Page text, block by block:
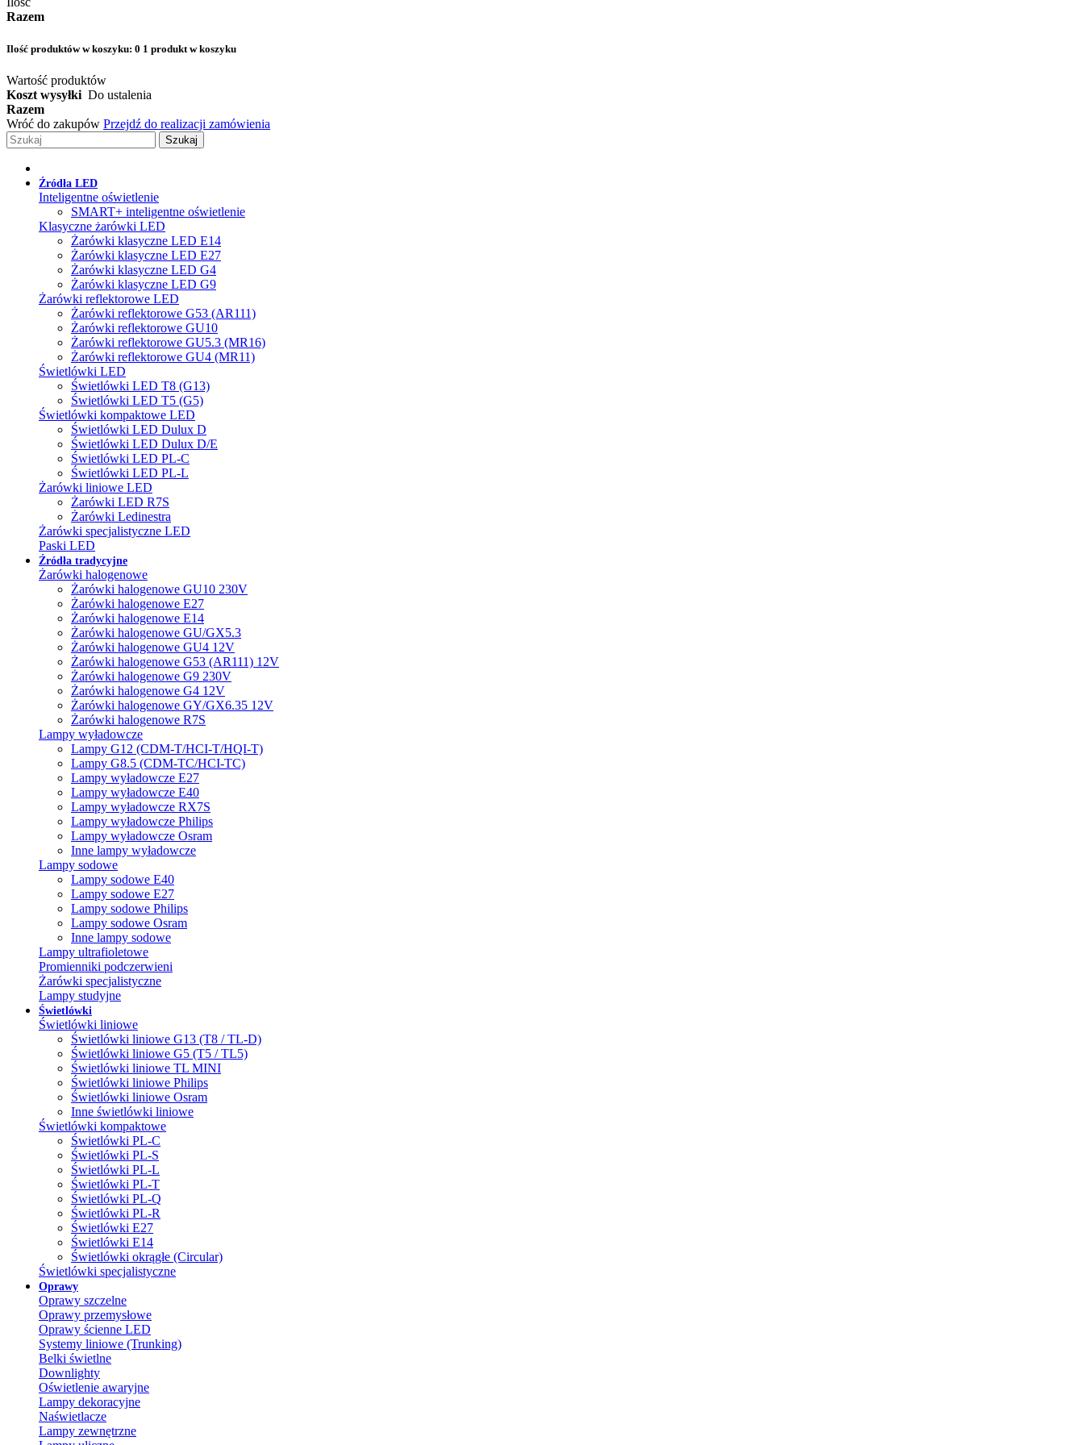
Razem
Ilość produktów w koszyku: 0 1 produkt w koszyku
Wartość produktów
Koszt wysyłki Do ustalenia
Razem
Wróć do zakupów Przejdź do realizacji zamówienia
Szukaj
Źródła LED
Inteligentne oświetlenie
SMART+ inteligentne oświetlenie
Klasyczne żarówki LED
Żarówki klasyczne LED E14
Żarówki klasyczne LED E27
Żarówki klasyczne LED G4
Żarówki klasyczne LED G9
Żarówki reflektorowe LED
Żarówki reflektorowe G53 (AR111)
Żarówki reflektorowe GU10
Żarówki reflektorowe GU5.3 (MR16)
Żarówki reflektorowe GU4 (MR11)
Świetlówki LED
Świetlówki LED T8 (G13)
Świetlówki LED T5 (G5)
Świetlówki kompaktowe LED
Świetlówki LED Dulux D
Świetlówki LED Dulux D/E
Świetlówki LED PL-C
Świetlówki LED PL-L
Żarówki liniowe LED
Żarówki LED R7S
Żarówki Ledinestra
Żarówki specjalistyczne LED
Paski LED
Źródła tradycyjne
Żarówki halogenowe
Żarówki halogenowe GU10 230V
Żarówki halogenowe E27
Żarówki halogenowe E14
Żarówki halogenowe GU/GX5.3
Żarówki halogenowe GU4 12V
Żarówki halogenowe G53 (AR111) 12V
Żarówki halogenowe G9 230V
Żarówki halogenowe G4 12V
Żarówki halogenowe GY/GX6.35 12V
Żarówki halogenowe R7S
Lampy wyładowcze
Lampy G12 (CDM-T/HCI-T/HQI-T)
Lampy G8.5 (CDM-TC/HCI-TC)
Lampy wyładowcze E27
Lampy wyładowcze E40
Lampy wyładowcze RX7S
Lampy wyładowcze Philips
Lampy wyładowcze Osram
Inne lampy wyładowcze
Lampy sodowe
Lampy sodowe E40
Lampy sodowe E27
Lampy sodowe Philips
Lampy sodowe Osram
Inne lampy sodowe
Lampy ultrafioletowe
Promienniki podczerwieni
Żarówki specjalistyczne
Lampy studyjne
Świetlówki
Świetlówki liniowe
Świetlówki liniowe G13 (T8 / TL-D)
Świetlówki liniowe G5 (T5 / TL5)
Świetlówki liniowe TL MINI
Świetlówki liniowe Philips
Świetlówki liniowe Osram
Inne świetlówki liniowe
Świetlówki kompaktowe
Świetlówki PL-C
Świetlówki PL-S
Świetlówki PL-L
Świetlówki PL-T
Świetlówki PL-Q
Świetlówki PL-R
Świetlówki E27
Świetlówki E14
Świetlówki okrągłe (Circular)
Świetlówki specjalistyczne
Oprawy
Oprawy szczelne
Oprawy przemysłowe
Oprawy ścienne LED
Systemy liniowe (Trunking)
Belki świetlne
Downlighty
Oświetlenie awaryjne
Lampy dekoracyjne
Naświetlacze
Lampy zewnętrzne